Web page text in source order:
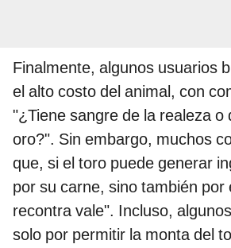
Finalmente, algunos usuarios
el alto costo del animal, con
"¿Tiene sangre de la realeza o
oro?". Sin embargo, muchos
que, si el toro puede generar
por su carne, sino también por
recontra vale". Incluso,
solo por permitir la monta del